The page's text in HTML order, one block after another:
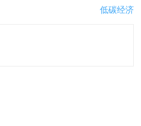
低碳经济